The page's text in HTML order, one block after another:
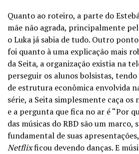
Quanto ao roteiro, a parte do
mãe não agrada, principalmente
o Luka já sabia de tudo. Outro
foi quanto à uma explicação mais
da Seita, a organização existia na
perseguir os alunos bolsistas,
de estrutura econômica envolvida
série, a Seita simplesmente caça os
e a pergunta que fica no ar é “Por
das músicas do RBD são um
fundamental de suas
Netflixficou devendo danças. E